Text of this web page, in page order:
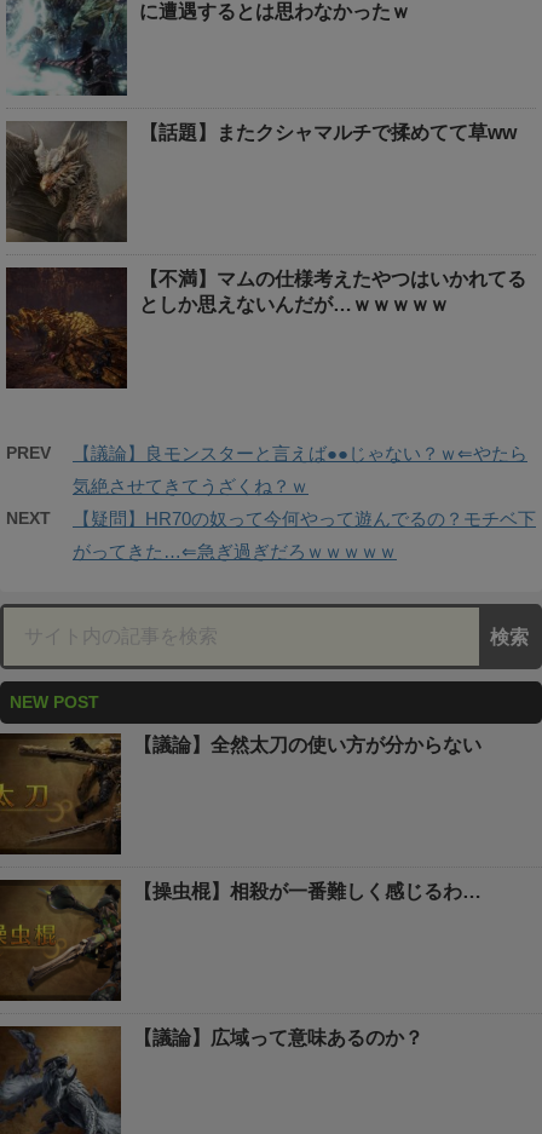
に遭遇するとは思わなかったｗ
【話題】またクシャマルチで揉めてて草ww
【不満】マムの仕様考えたやつはいかれてる
としか思えないんだが…ｗｗｗｗｗ
PREV
【議論】良モンスターと言えば●●じゃない？ｗ⇐やたら
気絶させてきてうざくね？ｗ
NEXT
【疑問】HR70の奴って今何やって遊んでるの？モチベ下
がってきた…⇐急ぎ過ぎだろｗｗｗｗｗ
NEW POST
【議論】全然太刀の使い方が分からない
【操虫棍】相殺が一番難しく感じるわ…
【議論】広域って意味あるのか？